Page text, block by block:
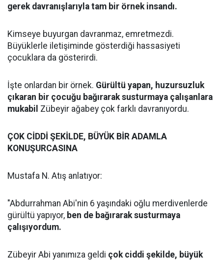
gerek davranışlarıyla tam bir örnek insandı.
Kimseye buyurgan davranmaz, emretmezdi.
Büyüklerle iletişiminde gösterdiği hassasiyeti
çocuklara da gösterirdi.
İşte onlardan bir örnek. Gürültü yapan, huzursuzluk
çıkaran bir çocuğu bağırarak susturmaya çalışanlara
mukabil Zübeyir ağabey çok farklı davranıyordu.
ÇOK CİDDİ ŞEKİLDE, BÜYÜK BİR ADAMLA
KONUŞURCASINA
Mustafa N. Atış anlatıyor:
"Abdurrahman Abi'nin 6 yaşındaki oğlu merdivenlerde
gürültü yapıyor, ben de bağırarak susturmaya
çalışıyordum.
Zübeyir Abi yanımıza geldi çok ciddi şekilde, büyük